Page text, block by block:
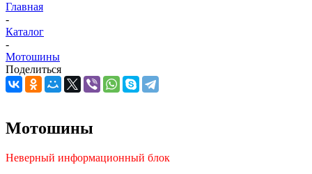
Главная
-
Каталог
-
Мотошины
Поделиться
Мотошины
Неверный информационный блок